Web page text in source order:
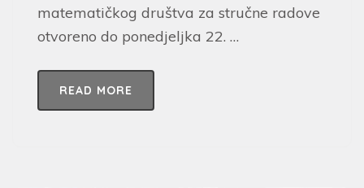
matematičkog društva za stručne radove
otvoreno do ponedjeljka 22. …
READ MORE